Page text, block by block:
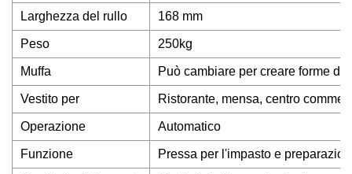
Larghezza del rullo 168 mm
Peso 250kg
Muffa Può cambiare per creare forme
Vestito per Ristorante, mensa, centro
Operazione Automatico
Funzione Pressa per l'impasto e